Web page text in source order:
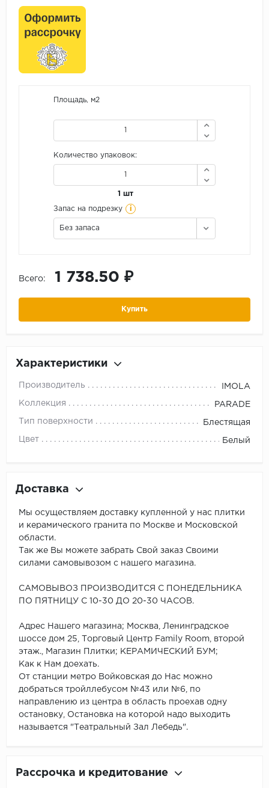
Площадь, м2
Количество упаковок:
1 шт
Запас на подрезку i
Без запаса
Всего: 1 738.50 ₽
Купить
Характеристики
Производитель IMOLA
Коллекция PARADE
Тип поверхности Блестящая
Цвет Белый
Доставка
Мы осуществляем доставку купленной у нас плитки
и керамического гранита по Москве и Московской
области.
Так же Вы можете забрать Свой заказ Своими
силами самовывозом с нашего магазина.
САМОВЫВОЗ ПРОИЗВОДИТСЯ С ПОНЕДЕЛЬНИКА
ПО ПЯТНИЦУ С 10-30 ДО 20-30 ЧАСОВ.
Адрес Нашего магазина; Москва, Ленинградское
шоссе дом 25, Торговый Центр Family Room, второй
этаж., Магазин Плитки; КЕРАМИЧЕСКИЙ БУМ;
Как к Нам доехать.
От станции метро Войковская до Нас можно
добраться тройллебусом №43 или №6, по
направлению из центра в область проехав одну
остановку, Остановка на которой надо выходить
называется "Театральный Зал Лебедь".
Рассрочка и кредитование